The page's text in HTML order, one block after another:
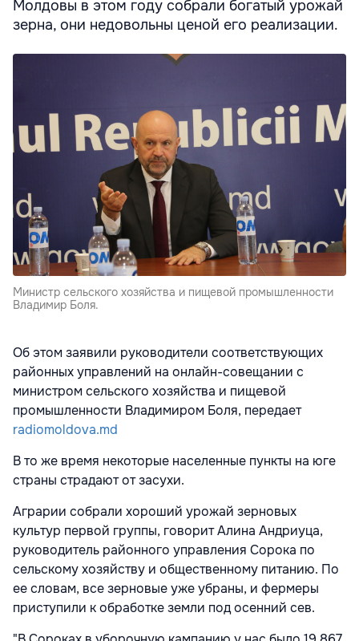
Молдовы в этом году собрали богатый урожай
зерна, они недовольны ценой его реализации.
Министр сельского хозяйства и пищевой промышленности
Владимир Боля.
Об этом заявили руководители соответствующих
районных управлений на онлайн-совещании с
министром сельского хозяйства и пищевой
промышленности Владимиром Боля, передает
radiomoldova.md
В то же время некоторые населенные пункты на юге
страны страдают от засухи.
Аграрии собрали хороший урожай зерновых
культур первой группы, говорит Алина Андриуца,
руководитель районного управления Сорока по
сельскому хозяйству и общественному питанию. По
ее словам, все зерновые уже убраны, и фермеры
приступили к обработке земли под осенний сев.